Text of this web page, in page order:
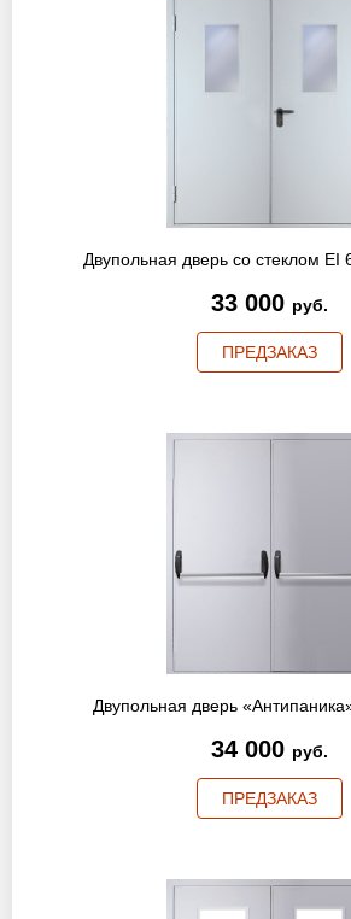
Двупольная дверь со стеклом EI
33 000 руб.
ПРЕДЗАКАЗ
Двупольная дверь
34 000 руб.
ПРЕДЗАКАЗ